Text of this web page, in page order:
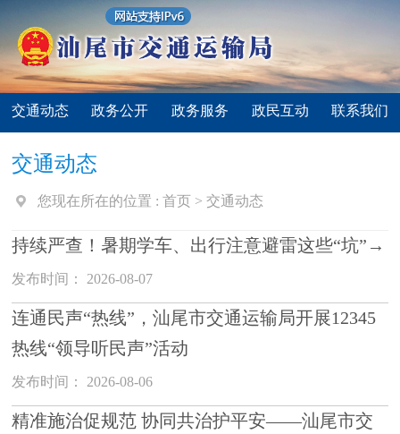
交通动态 政务公开 政务服务 政民互动 联系我们
交通动态
您现在所在的位置 :首页 >交通动态
持续严查！暑期学车、出行注意避雷这些“坑”→
发布时间： 2026-08-07
连通民声“热线”，汕尾市交通运输局开展12345
热线“领导听民声”活动
发布时间： 2026-08-06
精准施治促规范 协同共治护平安——汕尾市交